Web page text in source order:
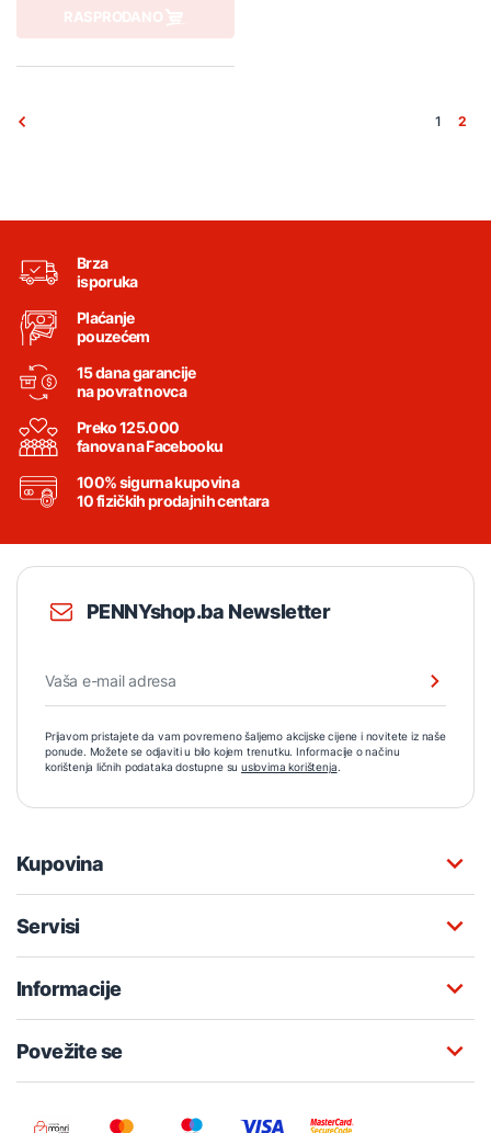
RASPRODANO
1 2
Brza
isporuka
Plaćanje
pouzećem
15 dana garancije
na povrat novca
Preko 125.000
fanova na Facebooku
100% sigurna kupovina
10 fizičkih prodajnih centara
PENNYshop.ba Newsletter
Prijavom pristajete da vam povremeno šaljemo akcijske cijene i novitete iz naše
ponude. Možete se odjaviti u bilo kojem trenutku. Informacije o načinu
korištenja ličnih podataka dostupne su uslovima korištenja.
Kupovina
Servisi
Informacije
Povežite se